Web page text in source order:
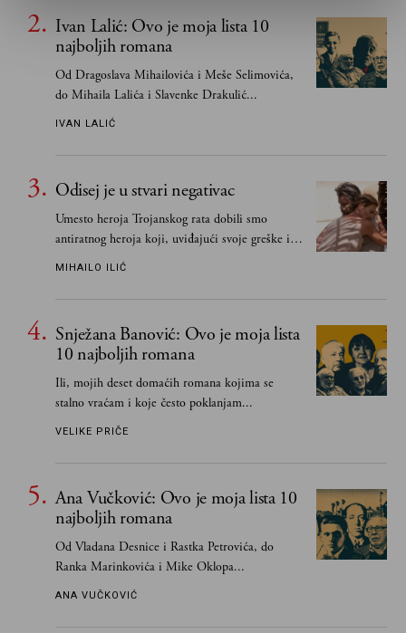
Ivan Lalić: Ovo je moja lista 10
najboljih romana
Od Dragoslava Mihailovića i Meše Selimovića,
do Mihaila Lalića i Slavenke Drakulić...
IVAN LALIĆ
Odisej je u stvari negativac
Umesto heroja Trojanskog rata dobili smo
antiratnog heroja koji, uviđajući svoje greške i
učeći na njima, shvata da postoje stvari koje su
MIHAILO ILIĆ
Snježana Banović: Ovo je moja lista
10 najboljih romana
Ili, mojih deset domaćih romana kojima se
stalno vraćam i koje često poklanjam...
VELIKE PRIČE
Ana Vučković: Ovo je moja lista 10
najboljih romana
Od Vladana Desnice i Rastka Petrovića, do
Ranka Marinkovića i Mike Oklopa...
ANA VUČKOVIĆ